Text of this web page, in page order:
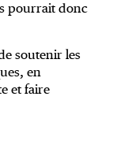
pourrait donc
soutenir les
en
et faire